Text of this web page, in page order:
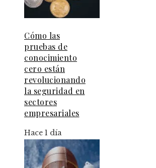
Cómo las
pruebas de
conocimiento
cero están
revolucionando
la seguridad en
sectores
empresariales
Hace 1 día